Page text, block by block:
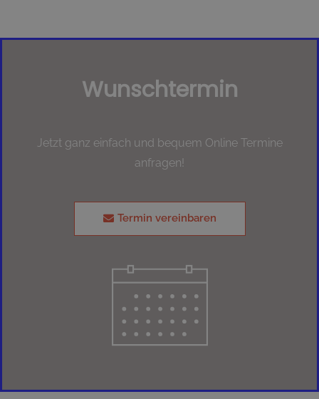
Wunschtermin
Jetzt ganz einfach und bequem Online Termine
anfragen!
Termin vereinbaren